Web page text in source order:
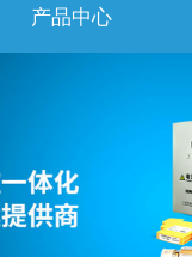
产品中心